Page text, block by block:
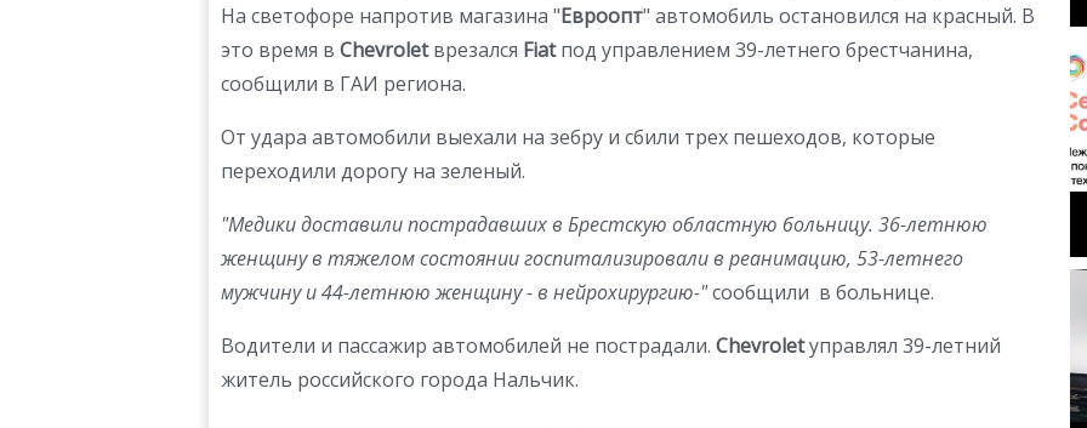
На светофоре напротив магазина "Евроопт" автомобиль остановился на красный. В
это время в Chevroletврезался Fiatпод управлением 39-летнего брестчанина,
сообщили в ГАИ региона.
От удара автомобили выехали на зебру и сбили трех пешеходов, которые
переходили дорогу на зеленый.
"Медики доставили пострадавших в Брестскую областную больницу. 36-летнюю
женщину в тяжелом состоянии госпитализировали в реанимацию, 53-летнего
мужчину и 44-летнюю женщину - в нейрохирургию-"сообщили в больнице.
Водители и пассажир автомобилей не пострадали. Chevroletуправлял 39-летний
житель российского города Нальчик.